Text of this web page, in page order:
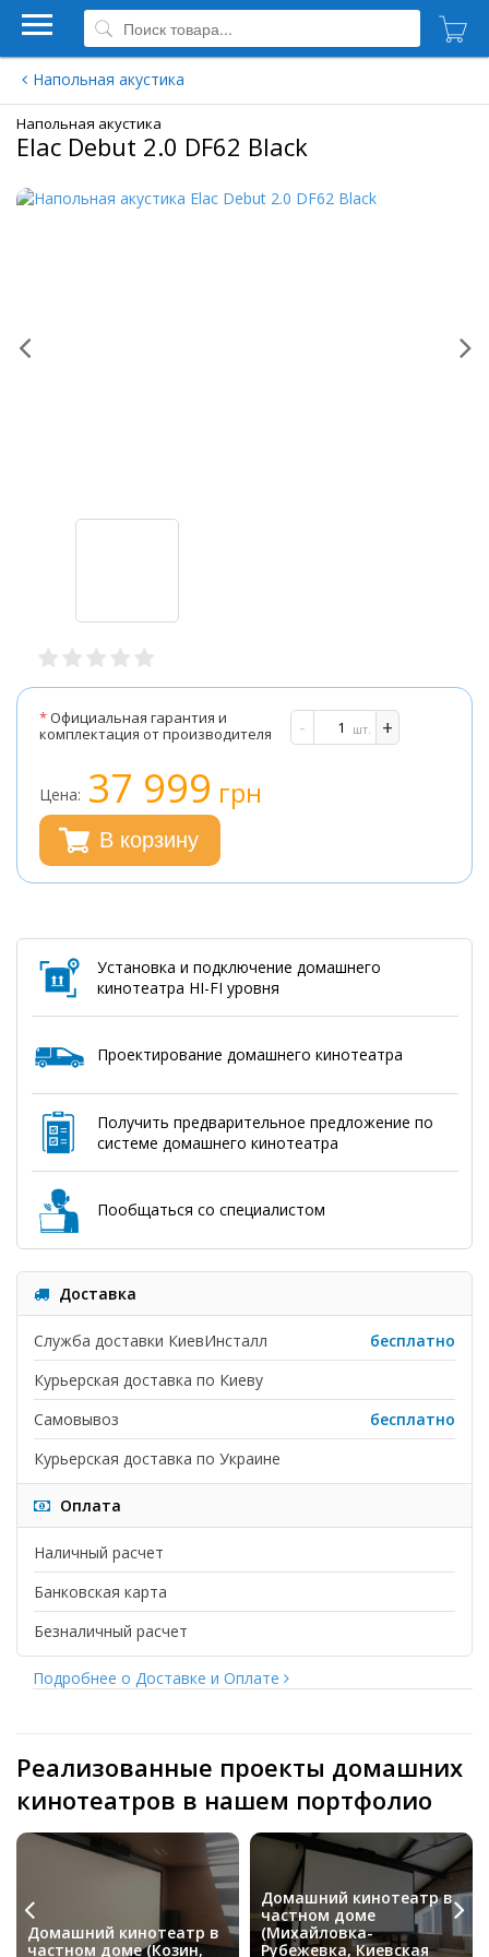
Напольная акустика
Напольная акустика
Elac Debut 2.0 DF62 Black
*Официальная гарантия и
комплектация от производителя
- +
шт.
Цена: 37 999 грн
В корзину
Установка и подключение домашнего
кинотеатра HI-FI уровня
Проектирование домашнего кинотеатра
Получить предварительное предложение по
системе домашнего кинотеатра
Пообщаться со специалистом
Доставка
Служба доставки КиевИнсталл
бесплатно
Курьерская доставка по Киеву
Самовывоз
бесплатно
Курьерская доставка по Украине
Оплата
Наличный расчет
Банковская карта
Безналичный расчет
Подробнее о Доставке и Оплате
Реализованные проекты домашних
кинотеатров в нашем портфолио
Домашний кинотеатр в
частном доме (Козин,
Домашний кинотеатр в
частном доме
(Михайловка-
Рубежевка, Киевская